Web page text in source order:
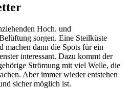
Hoch. und
sorgen. Eine Steilküste
machen dann die Spots für ein
interessant. Dazu kommt der
Strömung mit viel Welle, die
Aber immer wieder entstehen
sicher möglich ist.